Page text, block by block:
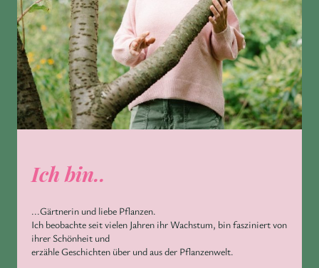
Ich bin..
...Gärtnerin und liebe Pflanzen.
Ich beobachte seit vielen Jahren ihr Wachstum, bin fasziniert von
ihrer Schönheit und
erzähle Geschichten über und aus der Pflanzenwelt.